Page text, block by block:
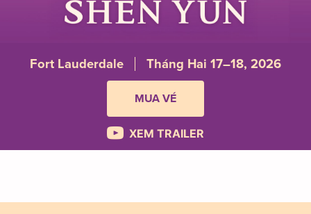
Fort Lauderdale Tháng Hai 17–18, 2026
MUA VÉ
XEM TRAILER